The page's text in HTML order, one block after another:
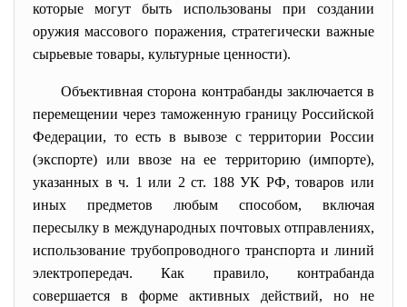
которые могут быть использованы при создании
оружия массового поражения, стратегически важные
сырьевые товары, культурные ценности).
Объективная сторона контрабанды заключается в
перемещении через таможенную границу Российской
Федерации, то есть в вывозе с территории России
(экспорте) или ввозе на ее территорию (импорте),
указанных в ч. 1 или 2 ст. 188 УК РФ, товаров или
иных предметов любым способом, включая
пересылку в международных почтовых отправлениях,
использование трубопроводного транспорта и линий
электропередач. Как правило, контрабанда
совершается в форме активных действий, но не